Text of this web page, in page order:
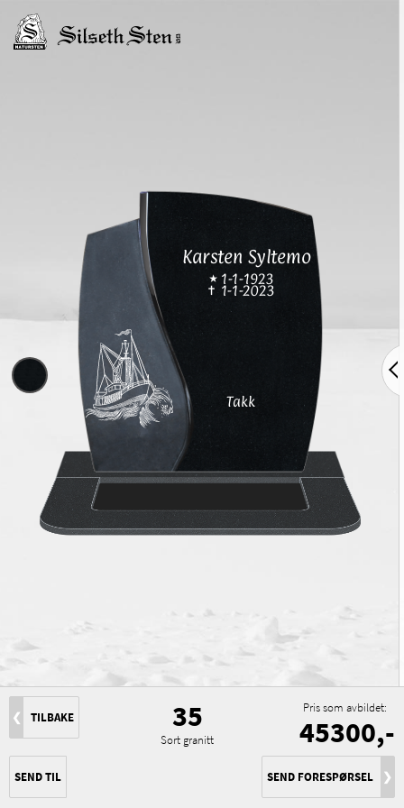
Karsten Syltemo
1-1-1923
1-1-2023
Takk
❮ TILBAKE 35
Sort granitt
Pris som avbildet:
45300,-
SEND TIL SEND FORESPØRSEL ❯